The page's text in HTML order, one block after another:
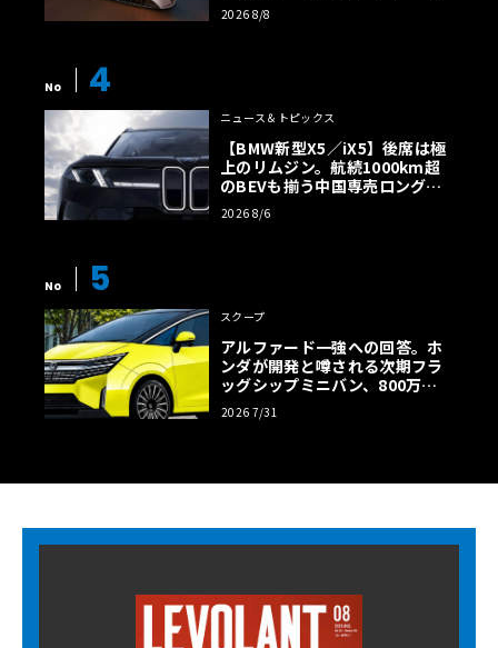
2026 8/8
No 4
ニュース＆トピックス
【BMW新型X5／iX5】後席は極
上のリムジン。航続1000km超
のBEVも揃う中国専売ロング仕
様の全貌
2026 8/6
No 5
スクープ
アルファード一強への回答。ホ
ンダが開発と噂される次期フラ
ッグシップミニバン、800万円
超の勝算【予想CG】
2026 7/31